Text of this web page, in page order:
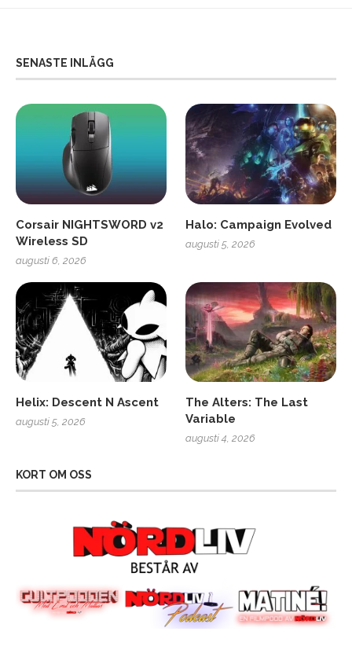
SENASTE INLÄGG
Corsair NIGHTSWORD v2
Wireless SD
augusti 6, 2026
Halo: Campaign Evolved
augusti 5, 2026
Helix: Descent N Ascent
augusti 5, 2026
The Alters: The Last
Variable
augusti 4, 2026
KORT OM OSS